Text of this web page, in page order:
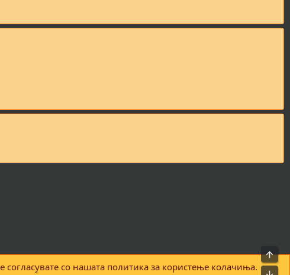
нè Правила и услови Политика за приватност Помош Почетна
со нашата политика за користење колачиња.
На